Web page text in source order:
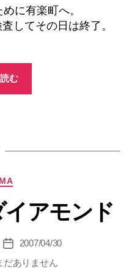
に有楽町へ。
してその日は終了。
む
体
#1”
アモンド
投
稿
日
2007/04/30
だありません